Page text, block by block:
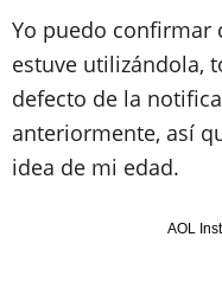
Yo puedo confirmar
estuve utilizándola,
defecto de la
anteriormente, así
idea de mi edad.
AOL